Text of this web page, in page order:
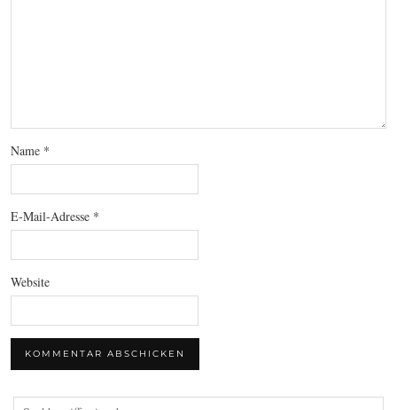
Name *
E-Mail-Adresse *
Website